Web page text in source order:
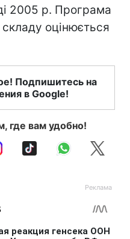
2005 р. Програма
оцінюється
Подпишитесь на
в Google!
где вам удобно!